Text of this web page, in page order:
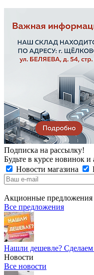
Подписка на рассылку!
Будьте в курсе новинок и
Новости магазина
Акционные предложения
Все предложения
Нашли дешевле? Сделаем
Новости
Все новости